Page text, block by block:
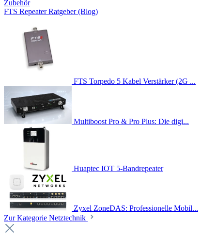
Zubehör
FTS Repeater Ratgeber (Blog)
FTS Torpedo 5 Kabel Verstärker (2G ...
Multiboost Pro & Pro Plus: Die digi...
Huaptec IOT 5-Bandrepeater
Zyxel ZoneDAS: Professionelle Mobil...
Zur Kategorie Netztechnik